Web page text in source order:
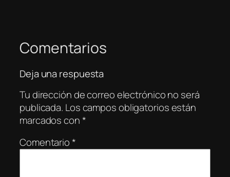
Comentarios
Deja una respuesta
Tu dirección de correo electrónico no será
publicada. Los campos obligatorios están
marcados con*
Comentario*